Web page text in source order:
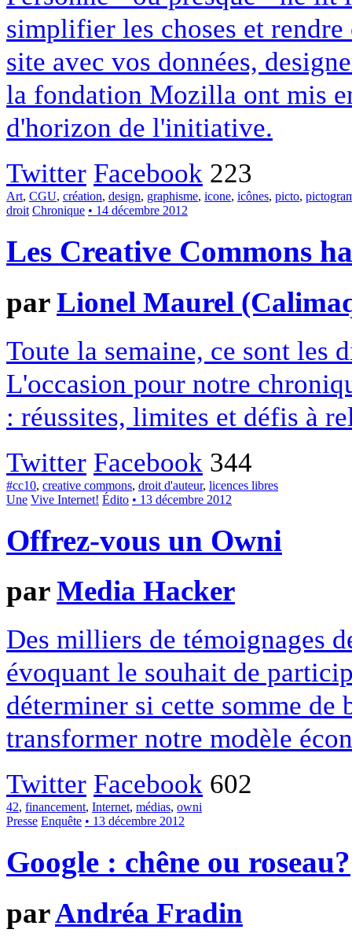
simplifier les choses et
site avec vos données,
la fondation Mozilla ont mis
d'horizon de l'initiative.
Twitter Facebook 223
Art, CGU, création, design, graphisme, icone, icônes, picto,
droit Chronique • 14 décembre 2012
Les Creative Commons
parLionel Maurel
Toute la semaine, ce sont les
L'occasion pour notre
: réussites, limites et défis à
Twitter Facebook 344
#cc10, creative commons, droit d'auteur, licences libres
Une Vive Internet! Édito • 13 décembre 2012
Offrez-vous un Owni
parMedia Hacker
Des milliers de témoignages
évoquant le souhait de
déterminer si cette somme
transformer notre modèle
Twitter Facebook 602
42, financement, Internet, médias, owni
Presse Enquête • 13 décembre 2012
Google : chêne ou roseau?
parAndréa Fradin